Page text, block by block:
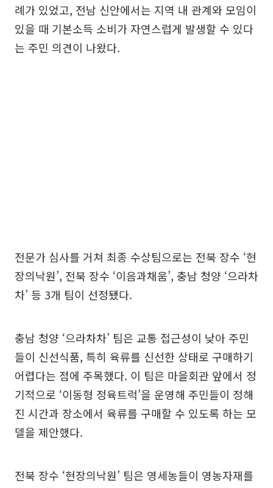
례가 있었고, 전남 신안에서는 지역 내 관계와 모임이
있을 때 기본소득 소비가 자연스럽게 발생할 수 있다
는 주민 의견이 나왔다.
전문가 심사를 거쳐 최종 수상팀으로는 전북 장수 ‘현
장의낙원’, 전북 장수 ‘이음과채움’, 충남 청양 ‘으라차
차’ 등 3개 팀이 선정됐다.
충남 청양 ‘으라차차’ 팀은 교통 접근성이 낮아 주민
들이 신선식품, 특히 육류를 신선한 상태로 구매하기
어렵다는 점에 주목했다. 이 팀은 마을회관 앞에서 정
기적으로 ‘이동형 정육트럭’을 운영해 주민들이 정해
진 시간과 장소에서 육류를 구매할 수 있도록 하는 모
델을 제안했다.
전북 장수 ‘현장의낙원’ 팀은 영세농들이 영농자재를